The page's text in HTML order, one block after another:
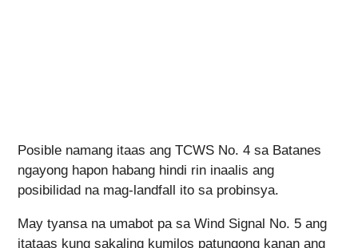
Posible namang itaas ang TCWS No. 4 sa Batanes
ngayong hapon habang hindi rin inaalis ang
posibilidad na mag-landfall ito sa probinsya.
May tyansa na umabot pa sa Wind Signal No. 5 ang
itataas kung sakaling kumilos patungong kanan ang